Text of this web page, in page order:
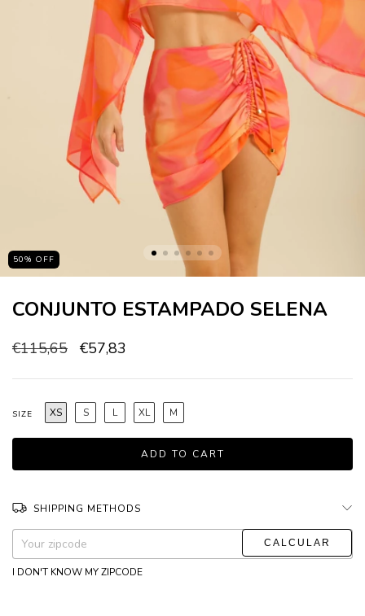
50% OFF
CONJUNTO ESTAMPADO SELENA
€115,65 €57,83
SIZE XS S M
L XL
SHIPPING METHODS
Shipping for zipcode:
CHANGE ZIPCODE
I DON'T KNOW MY ZIPCODE